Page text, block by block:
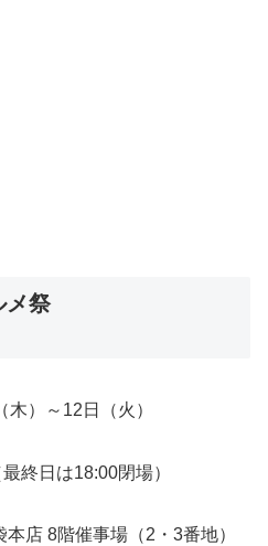
メ祭
）～12日（火）
終日は18:00閉場）
店 8階催事場（2・3番地）